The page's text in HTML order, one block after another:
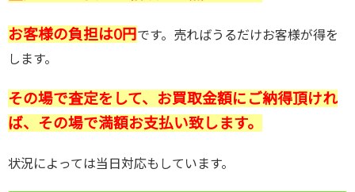
お客様の負担は0円です。売ればうるだけお客様が得を
します。
その場で査定をして、お買取金額にご納得頂けれ
ば、その場で満額お支払い致します。
状況によっては当日対応もしています。